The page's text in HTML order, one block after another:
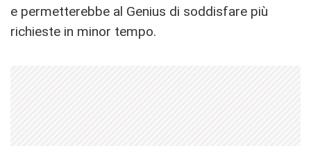
e permetterebbe al Genius di soddisfare più
richieste in minor tempo.